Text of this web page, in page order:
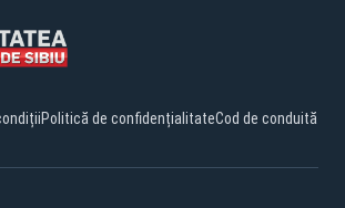
Politică de confidențialitateCod de conduită